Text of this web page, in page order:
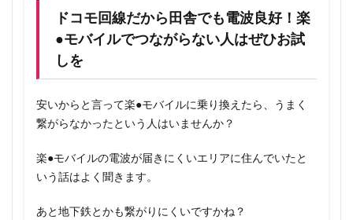
ドコモ回線だから田舎でも電波良好！楽
●モバイルでつながらない人はぜひお試
しを
安いからと言って楽●モバイルに乗り換えたら、うまく
繋がらなかったという人はいませんか？
楽●モバイルの電波が届きにくいエリアに住んでいたと
いう話はよく聞きます。
あと地下鉄とかも繋がりにくいですかね？